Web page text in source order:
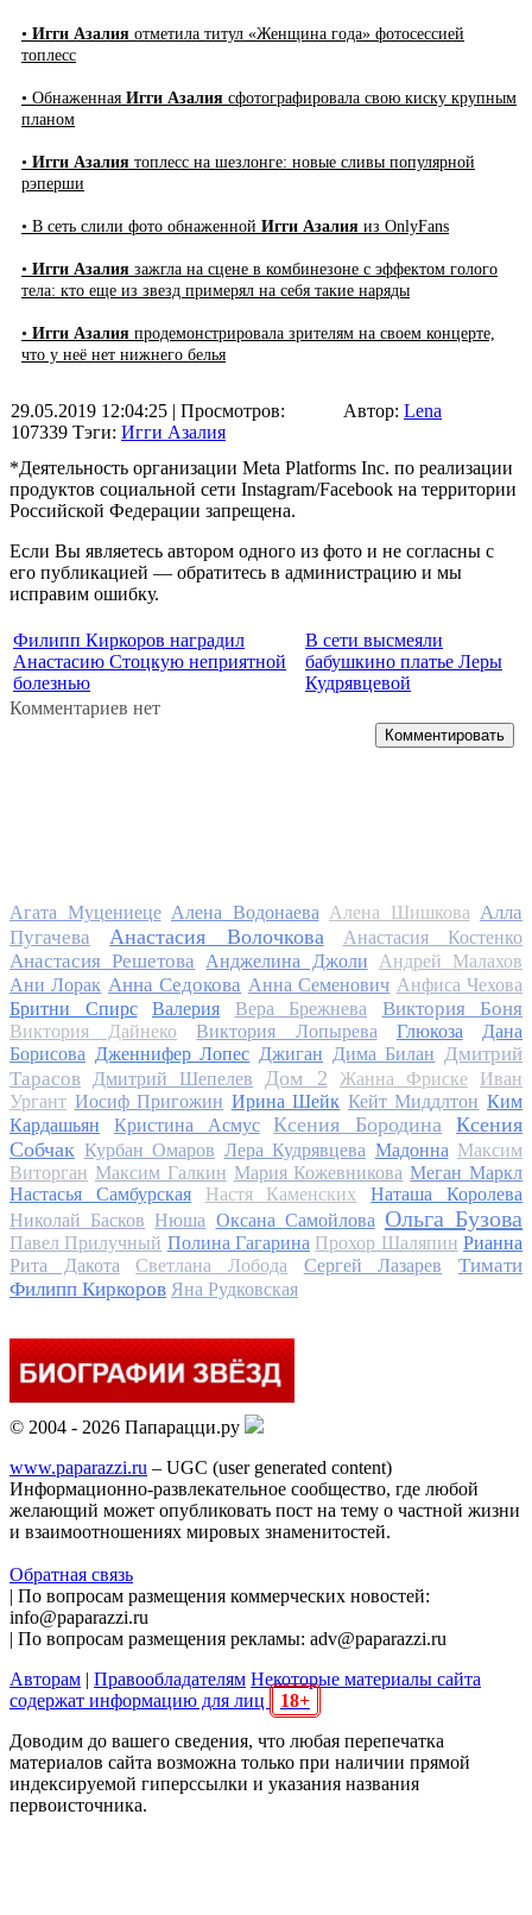
• Игги Азалия отметила титул «Женщина года» фотосессией
топлесс
• Обнаженная Игги Азалия сфотографировала свою киску крупным
планом
• Игги Азалия топлесс на шезлонге: новые сливы популярной
рэперши
• В сеть слили фото обнаженной Игги Азалия из OnlyFans
• Игги Азалия зажгла на сцене в комбинезоне с эффектом голого
тела: кто еще из звезд примерял на себя такие наряды
• Игги Азалия продемонстрировала зрителям на своем концерте,
что у неё нет нижнего белья
29.05.2019 12:04:25 | Просмотров:
107339 Тэги: Игги Азалия
Автор: Lena
*Деятельность организации Meta Platforms Inc. по реализации
продуктов социальной сети Instagram/Facebook на территории
Российской Федерации запрещена.
Если Вы являетесь автором одного из фото и не согласны с
его публикацией — обратитесь в администрацию и мы
исправим ошибку.
Филипп Киркоров наградил
Анастасию Стоцкую неприятной
болезнью
В сети высмеяли
бабушкино платье Леры
Кудрявцевой
Комментариев нет
Комментировать
Агата Муцениеце Алена Водонаева Алена Шишкова Алла
Пугачева
Анастасия Волочкова Анастасия Костенко
Анастасия Решетова Анджелина Джоли
Андрей Малахов
Ани Лорак Анна Седокова Анна Семенович Анфиса Чехова
Бритни Спирс
Валерия Вера Брежнева Виктория Боня
Виктория Дайнеко Виктория Лопырева Глюкоза
Дана
Борисова Дженнифер Лопес Джиган Дима Билан
Дмитрий
Тарасов
Дмитрий Шепелев Дом 2 Жанна Фриске
Иван
Ургант Иосиф Пригожин Ирина Шейк Кейт Миддлтон Ким
Кардашьян
Кристина Асмус Ксения Бородина
Ксения
Собчак Курбан Омаров Лера Кудрявцева Мадонна Максим
Виторган Максим Галкин Мария Кожевникова Меган Маркл
Настасья Самбурская
Настя Каменских
Наташа Королева
Николай Басков Нюша Оксана Самойлова Ольга Бузова
Павел Прилучный Полина Гагарина Прохор Шаляпин Рианна
Рита Дакота
Светлана Лобода Сергей Лазарев
Тимати
Филипп Киркоров Яна Рудковская
© 2004 - 2026 Папарацци.ру
www.paparazzi.ru – UGC (user generated content)
Информационно-развлекательное сообщество, где любой
желающий может опубликовать пост на тему о частной жизни
и взаимоотношениях мировых знаменитостей.
Обратная связь
| По вопросам размещения коммерческих новостей:
info@paparazzi.ru
| По вопросам размещения рекламы: adv@paparazzi.ru
Авторам | Правообладателям Некоторые материалы сайта
содержат информацию для лиц
18+
Доводим до вашего сведения, что любая перепечатка
материалов сайта возможна только при наличии прямой
индексируемой гиперссылки и указания названия
первоисточника.